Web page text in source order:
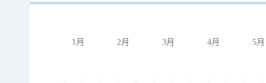
1月 2月 3月 4月 5月